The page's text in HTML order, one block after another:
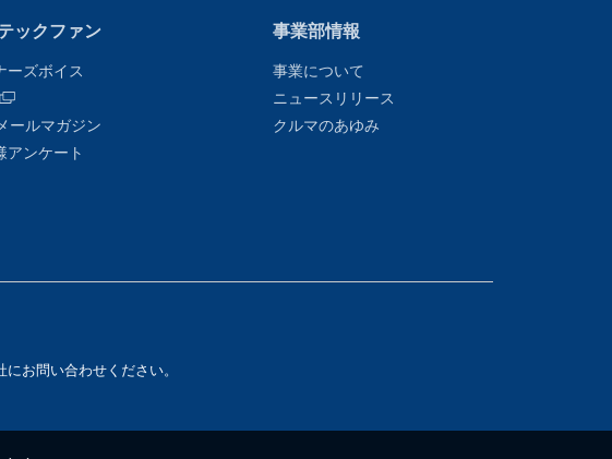
ックファン
ーズボイス
ールマガジン
アンケート
事業部情報
事業について
ニュースリリース
クルマのあゆみ
お問い合わせください。